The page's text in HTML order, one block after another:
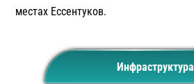
местах Ессентуков.
Инфраструктура